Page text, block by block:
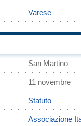
Varese
San Martino
11 novembre
Statuto
Associazione